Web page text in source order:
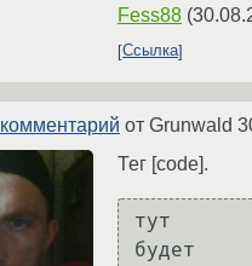
Fess88 (
Ссылка
комментарий от Grunwald
Тег [code].
тут
будет